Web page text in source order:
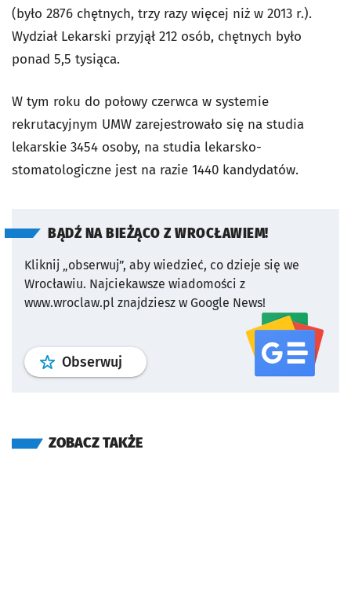
(było 2876 chętnych, trzy razy więcej niż w 2013 r.).
Wydział Lekarski przyjął 212 osób, chętnych było
ponad 5,5 tysiąca.
W tym roku do połowy czerwca w systemie
rekrutacyjnym UMW zarejestrowało się na studia
lekarskie 3454 osoby, na studia lekarsko-
stomatologiczne jest na razie 1440 kandydatów.
BĄDŹ NA BIEŻĄCO Z WROCŁAWIEM!
Kliknij „obserwuj”, aby wiedzieć, co dzieje się we
Wrocławiu. Najciekawsze wiadomości z
www.wroclaw.pl znajdziesz w Google News!
Obserwuj profil serwisu
ZOBACZ TAKŻE